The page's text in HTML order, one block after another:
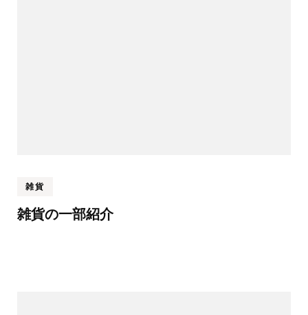
雑貨
雑貨の一部紹介